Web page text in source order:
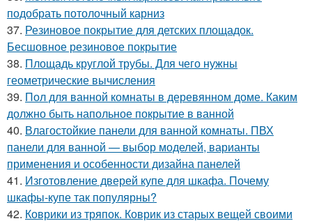
подобрать потолочный карниз
37. Резиновое покрытие для детских площадок.
Бесшовное резиновое покрытие
38. Площадь круглой трубы. Для чего нужны
геометрические вычисления
39. Пол для ванной комнаты в деревянном доме. Каким
должно быть напольное покрытие в ванной
40. Влагостойкие панели для ванной комнаты. ПВХ
панели для ванной — выбор моделей, варианты
применения и особенности дизайна панелей
41. Изготовление дверей купе для шкафа. Почему
шкафы-купе так популярны?
42. Коврики из тряпок. Коврик из старых вещей своими